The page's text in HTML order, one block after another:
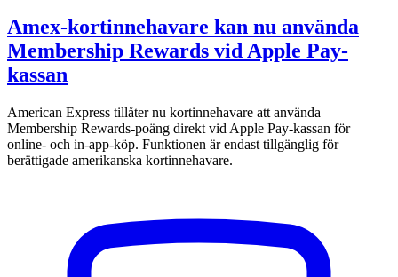
Amex-kortinnehavare kan nu använda
Membership Rewards vid Apple Pay-
kassan
American Express tillåter nu kortinnehavare att använda
Membership Rewards-poäng direkt vid Apple Pay-kassan för
online- och in-app-köp. Funktionen är endast tillgänglig för
berättigade amerikanska kortinnehavare.